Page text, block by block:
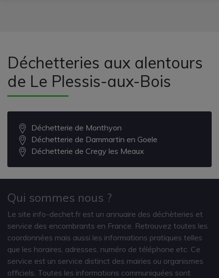
Déchetteries aux alentours
de Le Plessis-aux-Bois
Déchetterie de Monthyon
Déchetterie de Dammartin en Goele
Déchetterie de Cregy les Meaux
Qui sommes nous ?
Le site info-dechet.fr est un annuaire des déchèteries et
service des encombrants en France. Retrouvez toutes les
coordonnées mais aussi les informations pratiques telles
que les horaires, adresses, numéro de téléphone etc. Ce
service est un service distinct des mairies ou organismes
officiels. Toutes les informations communiquées sont